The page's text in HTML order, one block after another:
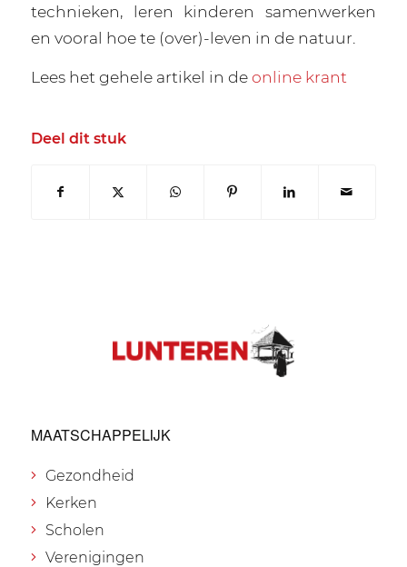
technieken, leren kinderen samenwerken
en vooral hoe te (over)-leven in de natuur.
Lees het gehele artikel in deonline krant
Deel dit stuk
MAATSCHAPPELIJK
Gezondheid
Kerken
Scholen
Verenigingen